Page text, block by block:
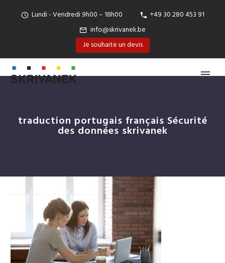
Lundi - Vendredi 9h00 – 18h00
+49 30 280 453 91
info@skrivanek.be
Je souhaite un devis
traduction portugais français Sécurité
des données skrivanek